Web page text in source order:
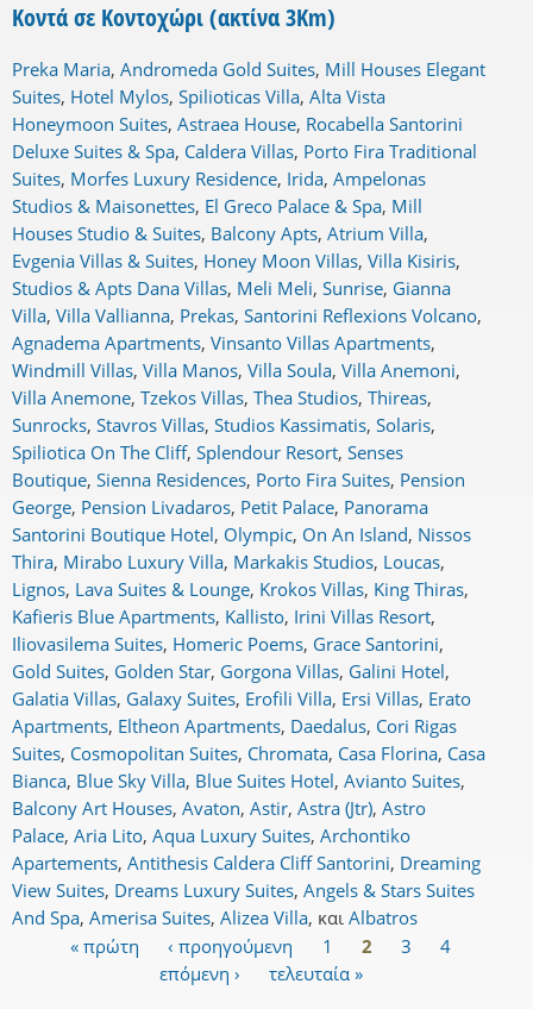
Κοντά σε Κοντοχώρι (ακτίνα 3Km)
Preka Maria, Andromeda Gold Suites, Mill Houses Elegant
Suites, Hotel Mylos, Spilioticas Villa, Alta Vista
Honeymoon Suites, Astraea House, Rocabella Santorini
Deluxe Suites & Spa, Caldera Villas, Porto Fira Traditional
Suites, Morfes Luxury Residence, Irida, Ampelonas
Studios & Maisonettes, El Greco Palace & Spa, Mill
Houses Studio & Suites, Balcony Apts, Atrium Villa,
Evgenia Villas & Suites, Honey Moon Villas, Villa Kisiris,
Studios & Apts Dana Villas, Meli Meli, Sunrise, Gianna
Villa, Villa Vallianna, Prekas, Santorini Reflexions Volcano,
Agnadema Apartments, Vinsanto Villas Apartments,
Windmill Villas, Villa Manos, Villa Soula, Villa Anemoni,
Villa Anemone, Tzekos Villas, Thea Studios, Thireas,
Sunrocks, Stavros Villas, Studios Kassimatis, Solaris,
Spiliotica On The Cliff, Splendour Resort, Senses
Boutique, Sienna Residences, Porto Fira Suites, Pension
George, Pension Livadaros, Petit Palace, Panorama
Santorini Boutique Hotel, Olympic, On An Island, Nissos
Thira, Mirabo Luxury Villa, Markakis Studios, Loucas,
Lignos, Lava Suites & Lounge, Krokos Villas, King Thiras,
Kafieris Blue Apartments, Kallisto, Irini Villas Resort,
Iliovasilema Suites, Homeric Poems, Grace Santorini,
Gold Suites, Golden Star, Gorgona Villas, Galini Hotel,
Galatia Villas, Galaxy Suites, Erofili Villa, Ersi Villas, Erato
Apartments, Eltheon Apartments, Daedalus, Cori Rigas
Suites, Cosmopolitan Suites, Chromata, Casa Florina, Casa
Bianca, Blue Sky Villa, Blue Suites Hotel, Avianto Suites,
Balcony Art Houses, Avaton, Astir, Astra (Jtr), Astro
Palace, Aria Lito, Aqua Luxury Suites, Archontiko
Apartements, Antithesis Caldera Cliff Santorini, Dreaming
View Suites, Dreams Luxury Suites, Angels & Stars Suites
And Spa, Amerisa Suites, Alizea Villa, και Albatros
« πρώτη ‹ προηγούμενη 1 2 3
4
επόμενη ›
τελευταία »